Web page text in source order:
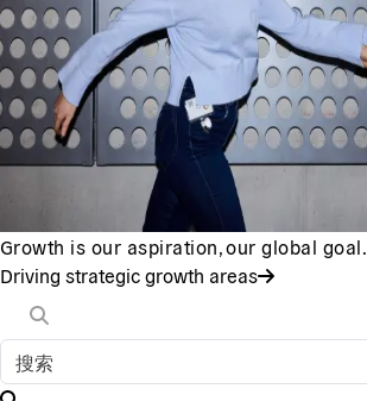
Growth is our aspiration, our global goal.
Driving strategic growth areas